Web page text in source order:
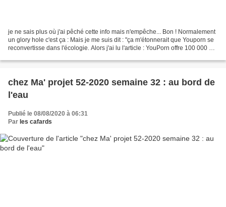
je ne sais plus où j'ai pêché cette info mais n'empêche... Bon ! Normalement
un glory hole c'est ça : Mais je me suis dit : "ça m'étonnerait que Youporn se
reconvertisse dans l'écologie. Alors j'ai lu l'article : YouPorn offre 100 000 $
chez Ma' projet 52-2020 semaine 32 : au bord de
l'eau
Publié le 08/08/2020 à 06:31
Par les cafards